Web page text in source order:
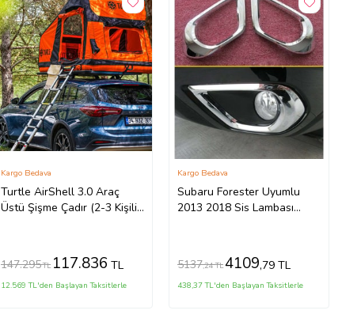
Turtle AirShell 3.0 Araç
Üstü Şişme Çadır (2-3 Kişilik
Kargo Bedava
147.295TL 117.836 TL
12.569 TL'den Başlayan Taksitlerle
Subaru Forester Uyumlu
2013 2018 Sis Lambası
Kargo Bedava
5137,24 TL4109,79 TL
438,37 TL'den Başlayan Taksitlerle